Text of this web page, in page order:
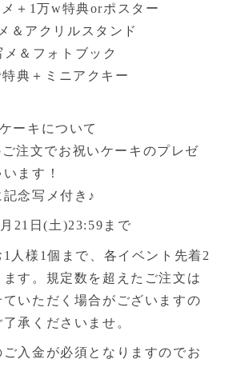
＋1万w特典orポスター
＆アクリルスタンド
＆フォトブック
典＋ミニアクキー
ーキについて
注文でお祝いケーキのプレゼ
ます！
念写メ付き♪
21日(土)23:59まで
人様1個まで、各イベント先着2
す。規定数を超えたご注文は
いただく場合がございますの
承くださいませ。
入金が必須となりますのでお